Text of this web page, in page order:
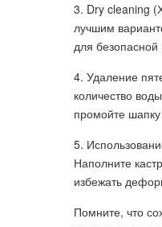
3. Dry cleaning
лучшим
для
4. Удаление
количество
промойте шапку
5.
Наполните
избежать
Помните, что